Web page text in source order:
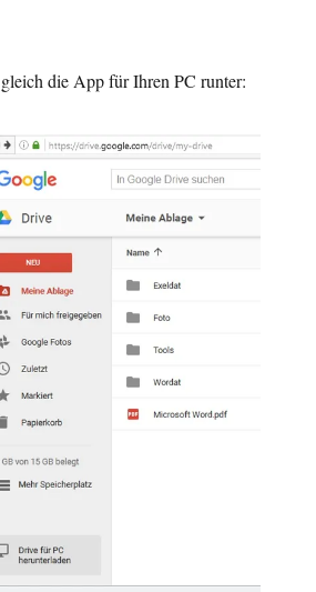
die App für Ihren PC runter: